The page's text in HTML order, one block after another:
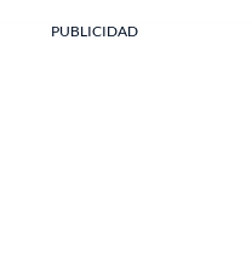
PUBLICIDAD